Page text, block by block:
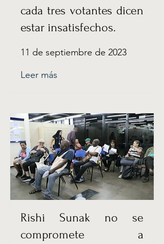
cada tres votantes dicen
estar insatisfechos.
11 de septiembre de 2023
Leer más
Rishi Sunak no se
compromete a